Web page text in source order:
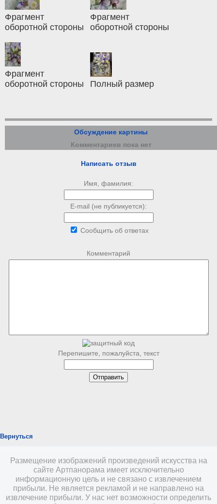
Фрагмент
оборотной стороны
Фрагмент
оборотной стороны
Фрагмент
оборотной стороны
Полный размер
Обсуждение картины
Комментариев пока нет
Написать отзыв
Имя, фамилия:
E-mail (не публикуется):
Сообщить об ответах
Комментарий
Перепишите, пожалуйста, текст
Вернуться
Размещение изображений произведений искусства на
сайте Артпанорама имеет исключительно
информационную цель и не связано с извлечением
прибыли. Не является рекламой и не направлено на
извлечение прибыли. У нас нет возможности определить